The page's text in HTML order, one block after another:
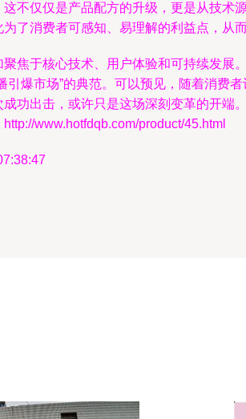
不仅仅是产品配方的升级，更是从技术
了消费者可感知、易理解的利益点，从
焦于核心技术、用户体验和可持续发展
引爆市场”的典范。可以预见，随着消费
功出击，或许只是这场深刻变革的开端。
www.hotfdqb.com/product/45.html